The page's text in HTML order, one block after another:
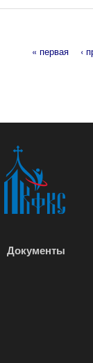
« первая ‹
Документы